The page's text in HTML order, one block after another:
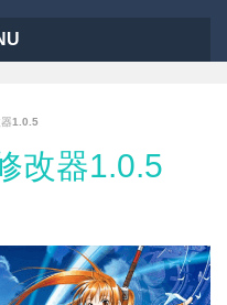
器1.0.5
改器1.0.5